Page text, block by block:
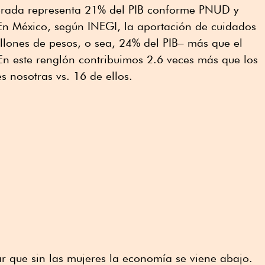
representa 21% del PIB conforme PNUD y
México, según INEGI, la aportación de cuidados
de pesos, o sea, 24% del PIB– más que el
este renglón contribuimos 2.6 veces más que los
nosotras vs. 16 de ellos.
que sin las mujeres la economía se viene abajo.